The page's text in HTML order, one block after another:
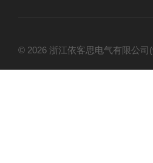
© 2026 浙江依客思电气有限公